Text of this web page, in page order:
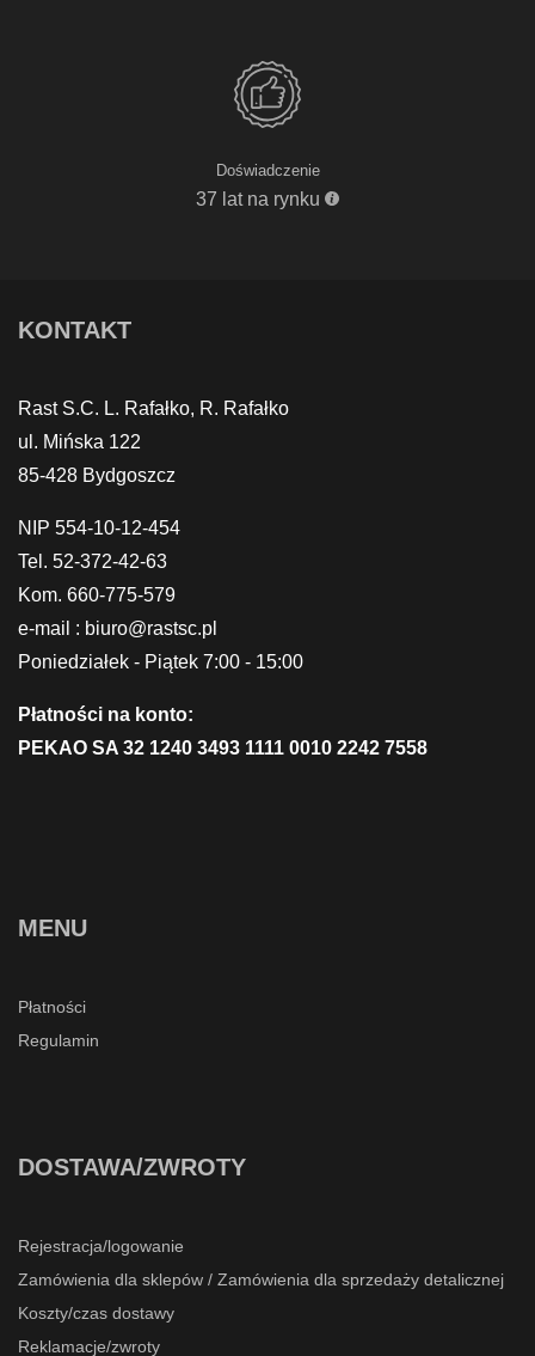
Doświadczenie
37 lat na rynku
KONTAKT
Rast S.C. L. Rafałko, R. Rafałko
ul. Mińska 122
85-428 Bydgoszcz
NIP 554-10-12-454
Tel. 52-372-42-63
Kom. 660-775-579
e-mail : biuro@rastsc.pl
Poniedziałek - Piątek 7:00 - 15:00
Płatności na konto:
PEKAO SA 32 1240 3493 1111 0010 2242 7558
MENU
Płatności
Regulamin
DOSTAWA/ZWROTY
Rejestracja/logowanie
Zamówienia dla sklepów / Zamówienia dla sprzedaży detalicznej
Koszty/czas dostawy
Reklamacje/zwroty